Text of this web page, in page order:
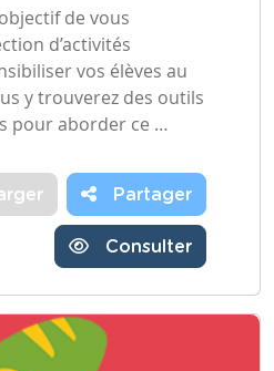
de vous
d’activités
vos élèves au
y trouverez des outils
pour aborder ce …
Partager
Consulter